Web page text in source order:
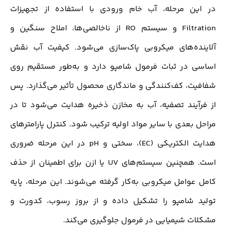
در این مرحله، آب خام ورودی با استفاده از تجهیزات
Filtration و سیستم RO از ناخالصی‌ها، املاح سنگین و
آلاینده‌های میکروبی پاک‌سازی می‌شود. کیفیت آب نقش
اساسی در ثبات فرمول شامپو دارد و به‌طور مستقیم روی
شفافیت، کف‌کنندگی و ماندگاری محصول تأثیر می‌گذارد. پس
از فرآیند تصفیه، آب به مخازن ذخیره هدایت می‌شود تا در
مراحل بعدی با سایر مواد اولیه ترکیب شود. کنترل پارامترهای
هدایت الکتریکی (EC)، سختی و pH در این مرحله ضروری
است. همچنین سیستم‌های UV یا ازن برای اطمینان از حذف
کامل عوامل میکروبی به‌کار گرفته می‌شوند. این مرحله، پایه
تولید شامپو را تشکیل داده و از بروز رسوب، کدورت و
مشکلات شیمیایی در فرمول جلوگیری می‌کند.